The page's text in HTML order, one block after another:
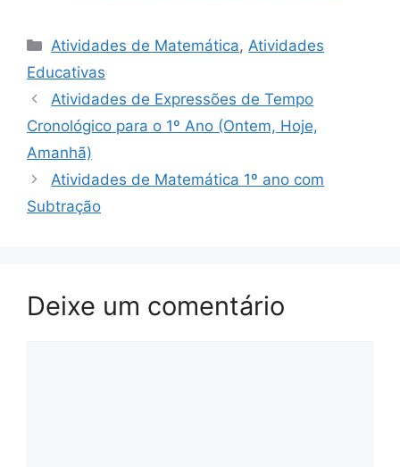
Categorias
Atividades de Matemática, Atividades
Educativas
Atividades de Expressões de Tempo
Cronológico para o 1º Ano (Ontem, Hoje,
Amanhã)
Atividades de Matemática 1º ano com
Subtração
Deixe um comentário